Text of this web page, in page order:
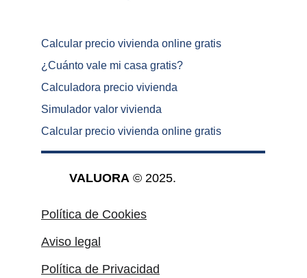
VALUORA © 2025.
Aviso legal
Política de Privacidad
Política de Cookies
Calcular precio vivienda online gratis
¿ Cuánto vale mi casa gratis?
Calculadora precio vivienda
Simulador valor vivienda
Calcular precio vivienda online gratis